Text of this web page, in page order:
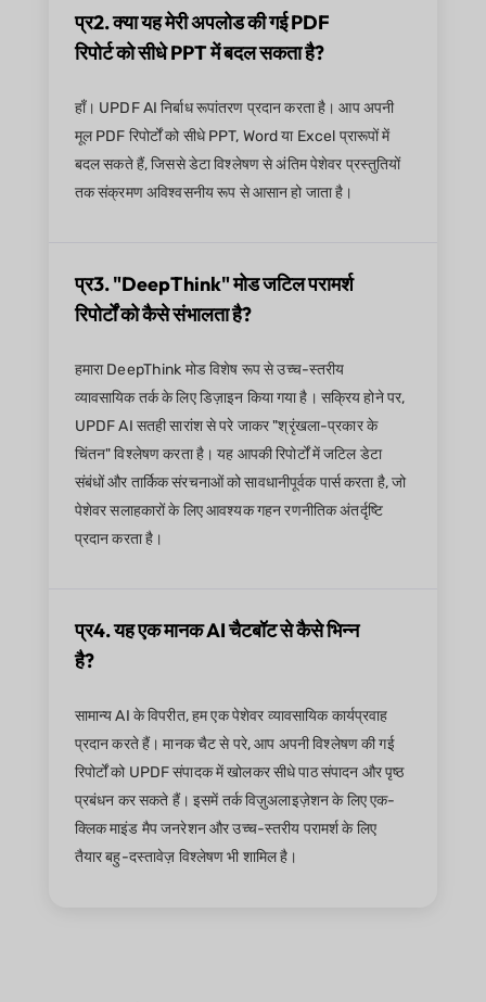
प्र2. क्या यह मेरी अपलोड की गई PDF
रिपोर्ट को सीधे PPT में बदल सकता है?
हाँ। UPDF AI निर्बाध रूपांतरण प्रदान करता है। आप अपनी
मूल PDF रिपोर्टों को सीधे PPT, Word या Excel प्रारूपों में
बदल सकते हैं, जिससे डेटा विश्लेषण से अंतिम पेशेवर प्रस्तुतियों
तक संक्रमण अविश्वसनीय रूप से आसान हो जाता है।
प्र3. "DeepThink" मोड जटिल परामर्श
रिपोर्टों को कैसे संभालता है?
हमारा DeepThink मोड विशेष रूप से उच्च-स्तरीय
व्यावसायिक तर्क के लिए डिज़ाइन किया गया है। सक्रिय होने पर,
UPDF AI सतही सारांश से परे जाकर "श्रृंखला-प्रकार के
चिंतन" विश्लेषण करता है। यह आपकी रिपोर्टों में जटिल डेटा
संबंधों और तार्किक संरचनाओं को सावधानीपूर्वक पार्स करता है, जो
पेशेवर सलाहकारों के लिए आवश्यक गहन रणनीतिक अंतर्दृष्टि
प्रदान करता है।
प्र4. यह एक मानक AI चैटबॉट से कैसे भिन्न
है?
सामान्य AI के विपरीत, हम एक पेशेवर व्यावसायिक कार्यप्रवाह
प्रदान करते हैं। मानक चैट से परे, आप अपनी विश्लेषण की गई
रिपोर्टों को UPDF संपादक में खोलकर सीधे पाठ संपादन और पृष्ठ
प्रबंधन कर सकते हैं। इसमें तर्क विज़ुअलाइज़ेशन के लिए एक-
क्लिक माइंड मैप जनरेशन और उच्च-स्तरीय परामर्श के लिए
तैयार बहु-दस्तावेज़ विश्लेषण भी शामिल है।